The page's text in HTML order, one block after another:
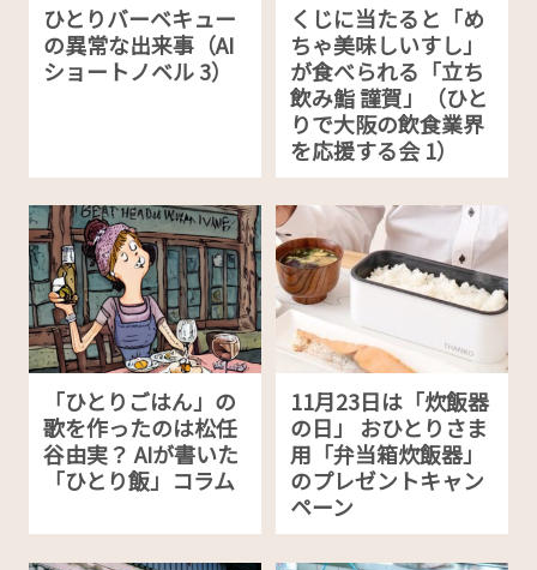
ひとりバーベキュー
の異常な出来事（AI
ショートノベル 3）
くじに当たると「め
ちゃ美味しいすし」
が食べられる「立ち
飲み鮨 謹賀」（ひと
りで大阪の飲食業界
を応援する会 1）
「ひとりごはん」の
歌を作ったのは松任
谷由実？ AIが書いた
「ひとり飯」コラム
11月23日は「炊飯器
の日」 おひとりさま
用「弁当箱炊飯器」
のプレゼントキャン
ペーン